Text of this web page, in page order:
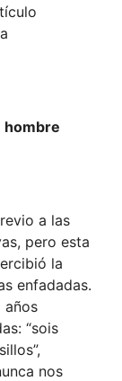
hombre
a las
pero esta
la
enfadadas.
años
“sois
nos